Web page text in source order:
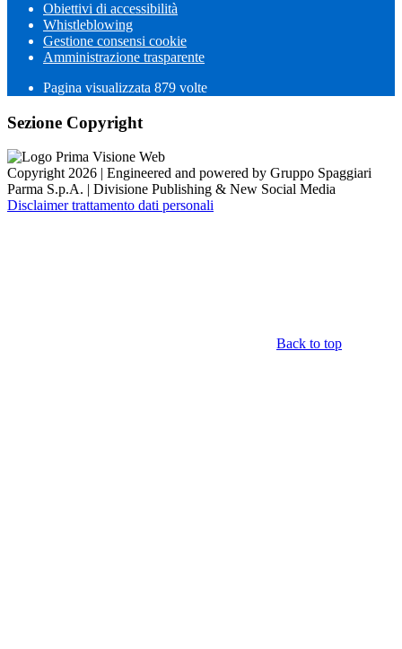
Obiettivi di accessibilità
Whistleblowing
Gestione consensi cookie
Amministrazione trasparente
Pagina visualizzata 879 volte
Sezione Copyright
Copyright 2026 | Engineered and powered by Gruppo Spaggiari
Parma S.p.A. | Divisione Publishing & New Social Media
Disclaimer trattamento dati personali
Back to top